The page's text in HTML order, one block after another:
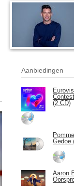
Aanbiedingen
(2 CD)
Gedoe
Aaron